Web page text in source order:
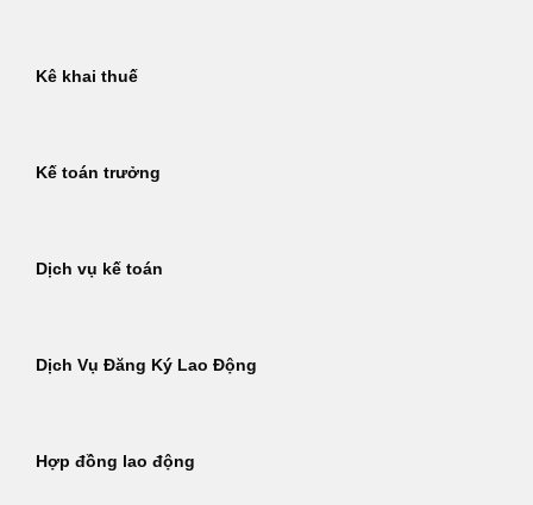
Kê khai thuế
Kế toán trưởng
Dịch vụ kế toán
Dịch Vụ Đăng Ký Lao Động
Hợp đồng lao động